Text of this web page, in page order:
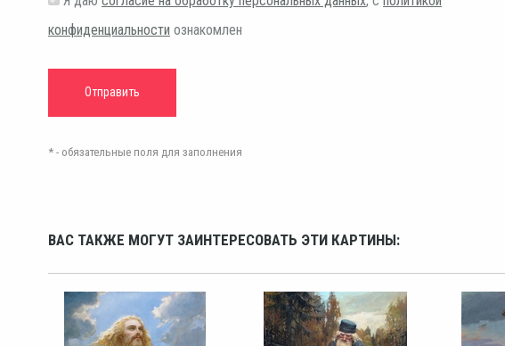
конфиденциальности ознакомлен
* - обязательные поля для заполнения
ВАС ТАКЖЕ МОГУТ ЗАИНТЕРЕСОВАТЬ ЭТИ КАРТИНЫ: